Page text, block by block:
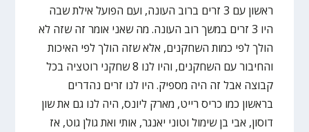
ראשון עם 3 זרים ברוב העונה, ועם הפועל אילת שבה
היו 3 זרים במשך רוב העונה. מה שאני אומר זה שזה לא
הולך לפי כמות השחקנים, אלא שזה הולך לפי האיכות
והחיבור עם השחקנים, והיו לנו 8 שחקני רוטציה בכל
קבוצה אבל זה היה מספיק. היו לנו זרים נהדרים
בראשון כמו כריס רייט, מארק ליונס, היה לנו גם את שון
דוסון, אבי בן שימול וטוני יאנגר, אותי ואת גולן גוט, אז